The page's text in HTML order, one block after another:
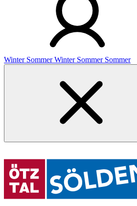
Winter Sommer Winter Sommer Sommer